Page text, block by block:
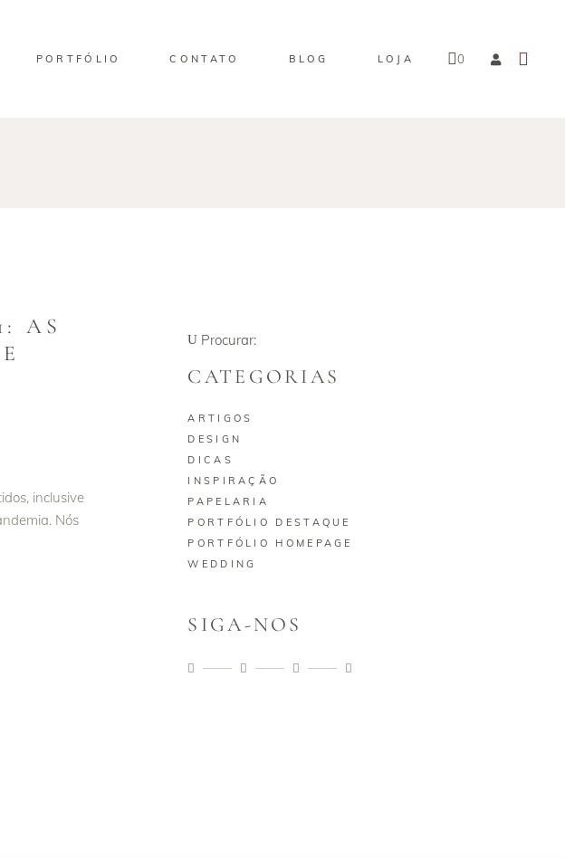
PORTFÓLIO CONTATO BLOG LOJA 0
AS
inclusive
Nós
Procurar:
CATEGORIAS
ARTIGOS
DESIGN
DICAS
INSPIRAÇÃO
PAPELARIA
PORTFÓLIO DESTAQUE
PORTFÓLIO HOMEPAGE
WEDDING
SIGA-NOS